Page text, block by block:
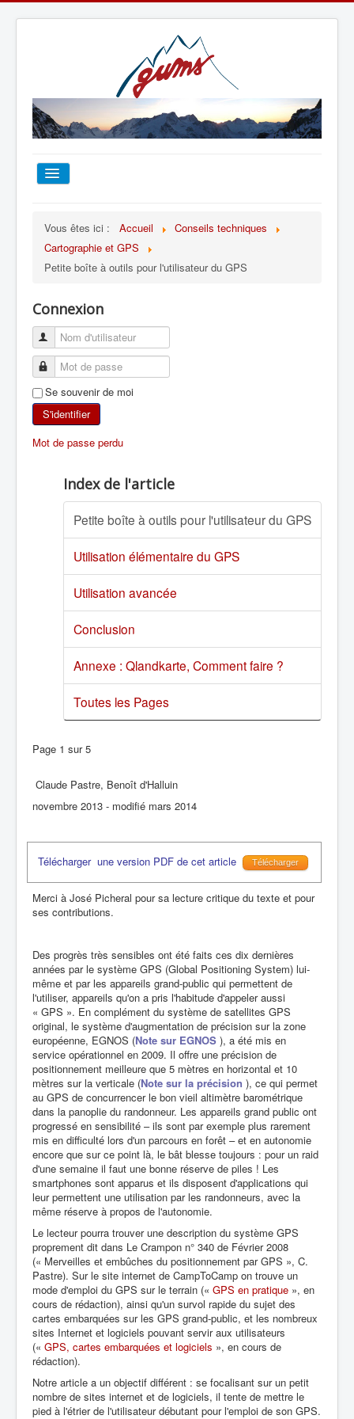
TOUT SUR LE GUMS
ALPINISME
SKI DE RANDONNÉE
RANDONNÉE PÉDESTRE
RANDONNÉE SPORTIVE
Vous êtes ici : Accueil
Conseils techniques
Cartographie et GPS
Petite boîte à outils pour l'utilisateur du GPS
Connexion
Se souvenir de moi
S'identifier
Mot de passe perdu
Index de l'article
Petite boîte à outils pour l'utilisateur du GPS
Utilisation élémentaire du GPS
Utilisation avancée
Conclusion
Annexe : Qlandkarte, Comment faire ?
Toutes les Pages
Page 1 sur 5
Claude Pastre, Benoît d'Halluin
novembre 2013 - modifié mars 2014
Télécharger une version PDF de cet article Télécharger
Merci à José Picheral pour sa lecture critique du texte et pour
ses contributions.
Des progrès très sensibles ont été faits ces dix dernières
années par le système GPS (Global Positioning System) lui-
même et par les appareils grand-public qui permettent de
l'utiliser, appareils qu'on a pris l'habitude d'appeler aussi
« GPS ». En complément du système de satellites GPS
original, le système d'augmentation de précision sur la zone
européenne, EGNOS (Note sur EGNOS ), a été mis en
service opérationnel en 2009. Il offre une précision de
positionnement meilleure que 5 mètres en horizontal et 10
mètres sur la verticale (Note sur la précision ), ce qui permet
au GPS de concurrencer le bon vieil altimètre barométrique
dans la panoplie du randonneur. Les appareils grand public ont
progressé en sensibilité – ils sont par exemple plus rarement
mis en difficulté lors d'un parcours en forêt – et en autonomie
encore que sur ce point là, le bât blesse toujours : pour un raid
d'une semaine il faut une bonne réserve de piles ! Les
smartphones sont apparus et ils disposent d'applications qui
leur permettent une utilisation par les randonneurs, avec la
même réserve à propos de l'autonomie.
Le lecteur pourra trouver une description du système GPS
proprement dit dans Le Crampon n° 340 de Février 2008
(« Merveilles et embûches du positionnement par GPS », C.
Pastre). Sur le site internet de CampToCamp on trouve un
mode d'emploi du GPS sur le terrain (« GPS en pratique », en
cours de rédaction), ainsi qu'un survol rapide du sujet des
cartes embarquées sur les GPS grand-public, et les nombreux
sites Internet et logiciels pouvant servir aux utilisateurs
(« GPS, cartes embarquées et logiciels », en cours de
rédaction).
Notre article a un objectif différent : se focalisant sur un petit
nombre de sites internet et de logiciels, il tente de mettre le
pied à l'étrier de l'utilisateur débutant pour l'emploi de son GPS.